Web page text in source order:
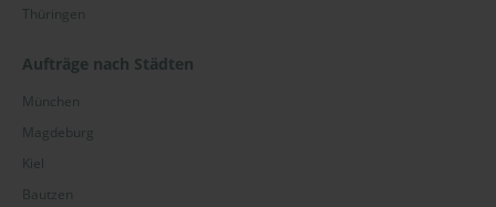
Thüringen
Aufträge nach Städten
München
Magdeburg
Kiel
Bautzen